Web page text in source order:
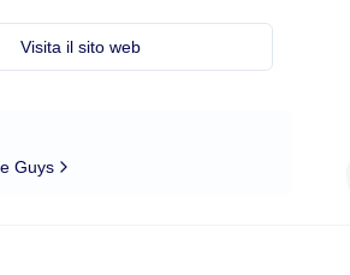
Visita il sito web
Guys